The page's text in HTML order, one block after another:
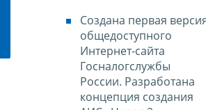
Создана первая
общедоступного
Интернет-сайта
Госналогслужбы
России. Разработана
концепция создания